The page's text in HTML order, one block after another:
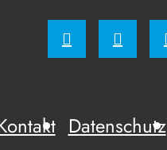
Datenschutz